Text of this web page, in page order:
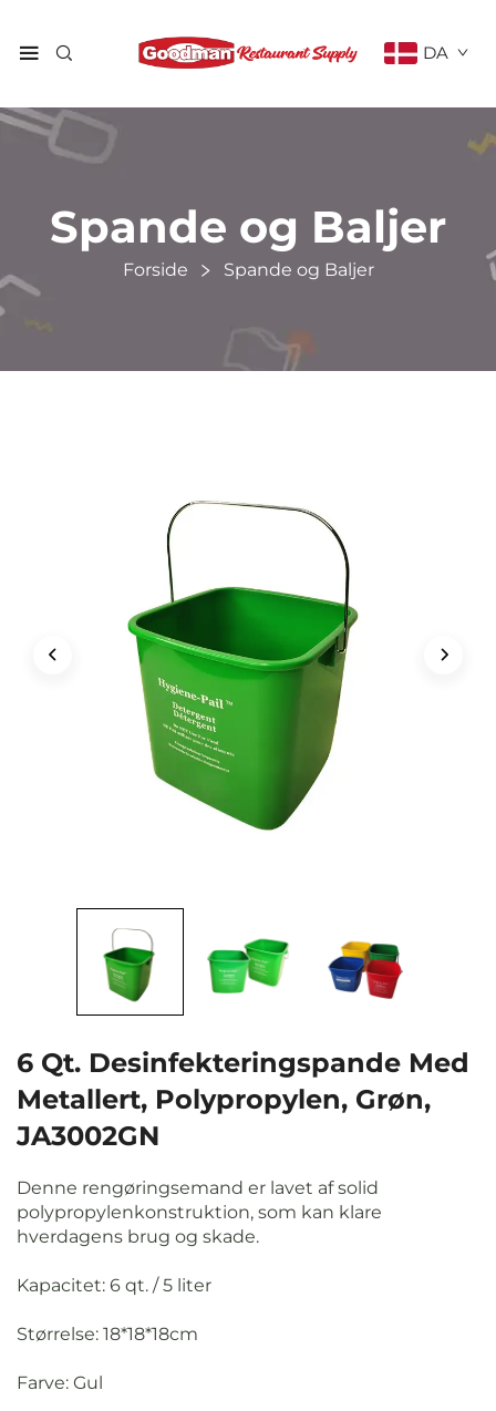
DA
Spande og Baljer
Forside Spande og Baljer
6 Qt. Desinfekteringspande Med
Metallert, Polypropylen, Grøn,
JA3002GN
Denne rengøringsemand er lavet af solid
polypropylenkonstruktion, som kan klare
hverdagens brug og skade.
Kapacitet: 6 qt. / 5 liter
Størrelse: 18*18*18cm
Farve: Gul